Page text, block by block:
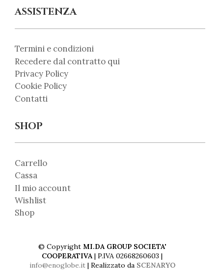
ASSISTENZA
Termini e condizioni
Recedere dal contratto qui
Privacy Policy
Cookie Policy
Contatti
SHOP
Carrello
Cassa
Il mio account
Wishlist
Shop
© Copyright MI.DA GROUP SOCIETA'
COOPERATIVA| P.IVA 02668260603 |
info@enoglobe.it| Realizzato da SCENARYO